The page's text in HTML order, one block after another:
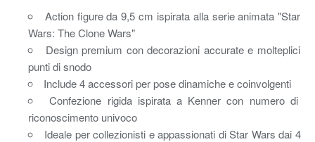
Action figure da 9,5 cm ispirata alla serie animata "Star
Wars: The Clone Wars"
Design premium con decorazioni accurate e molteplici
punti di snodo
Include 4 accessori per pose dinamiche e coinvolgenti
Confezione rigida ispirata a Kenner con numero di
riconoscimento univoco
Ideale per collezionisti e appassionati di Star Wars dai 4